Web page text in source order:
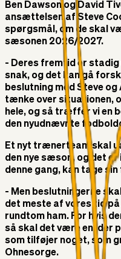
Ben Dawson og David
ansættelsen af Steve
spørgsmål, om de skal
sæsonen 2026/2027.
- Deres fremtid er stadig
snak, og det kan gå
beslutning med Steve
tænke over situationen,
hele, og så træffer vi en
den nyudnævnte
Et nyt trænerteam skal
den nye sæson, og det
denne gang, kan tage
- Men beslutningerne
det meste af vores tid
rundtom ham. For hvis
så skal det være en, der
som tilføjer noget, som
Ohnesorge.